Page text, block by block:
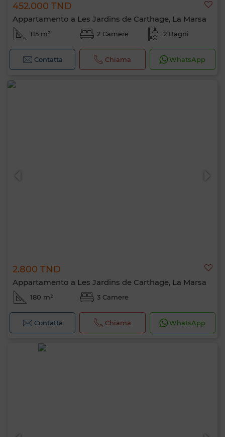
452.000 TND
Appartamento a Les Jardins de Carthage, La Marsa
115 m² 2 Camere 2 Bagni
Contatta Chiama WhatsApp
2.800 TND
Appartamento a Les Jardins de Carthage, La Marsa
180 m² 3 Camere
Contatta Chiama WhatsApp